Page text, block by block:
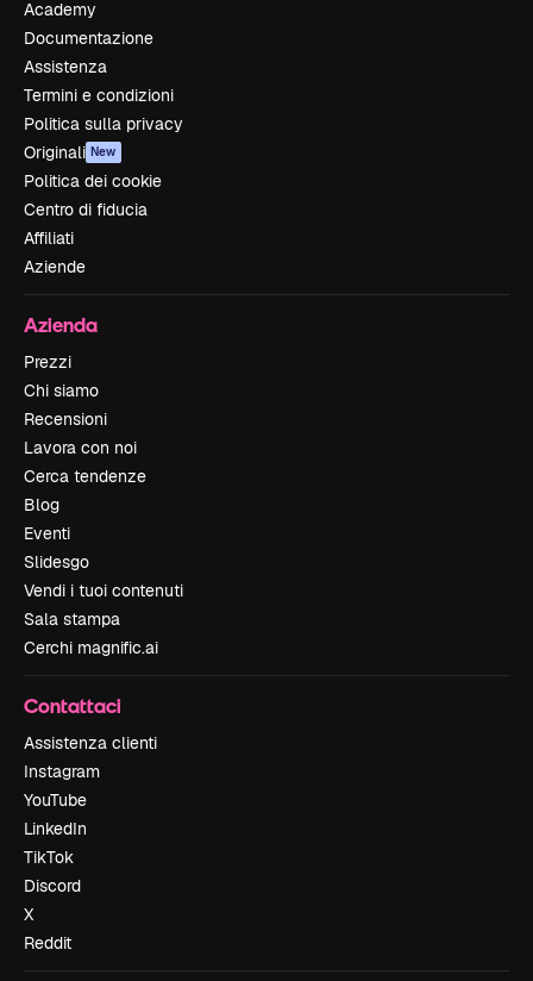
Academy
Documentazione
Assistenza
Termini e condizioni
Politica sulla privacy
Originali New
Politica dei cookie
Centro di fiducia
Affiliati
Aziende
Azienda
Prezzi
Chi siamo
Recensioni
Lavora con noi
Cerca tendenze
Blog
Eventi
Slidesgo
Vendi i tuoi contenuti
Sala stampa
Cerchi magnific.ai
Contattaci
Assistenza clienti
Instagram
YouTube
LinkedIn
TikTok
Discord
X
Reddit